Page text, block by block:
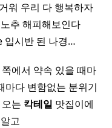
워 우리 다 행복하자
추 해피해보인다
시반 된 나경…
에서 약속 있을 때마
마다 변함없는 분위기
는 칵테일 맛집이에
고